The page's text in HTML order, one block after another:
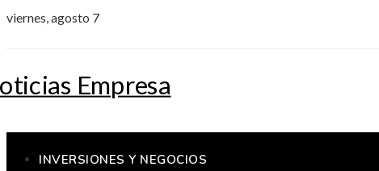
viernes, agosto 7
INVERSIONES Y NEGOCIOS